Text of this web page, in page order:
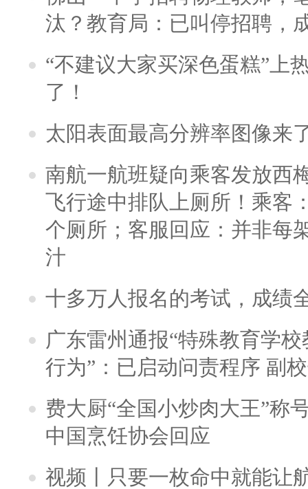
汰？教育局：已叫停招聘，
“不建议大家买深色蛋糕”上
了！
太阳表面最高分辨率图像来
南航一航班疑向乘客发放西
飞行途中排队上厕所！乘客
个厕所；客服回应：并非每
汁
十多万人报名的考试，成绩
广东雷州通报“特殊教育学
行为”：已启动问责程序 副
费大厨“全国小炒肉大王”称
中国烹饪协会回应
视频丨只要一枚命中就能让